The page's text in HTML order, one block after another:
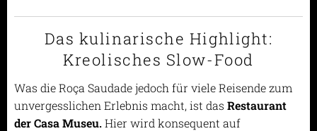
Das kulinarische Highlight:
Kreolisches Slow-Food
Was die Roça Saudade jedoch für viele Reisende zum
unvergesslichen Erlebnis macht, ist das Restaurant
der Casa Museu.Hier wird konsequent auf